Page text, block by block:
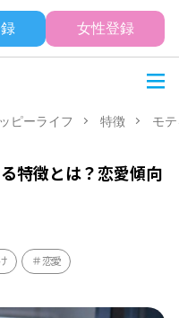
女性登録
ピーライフ 特徴 モ
特徴とは？恋愛傾向
恋愛